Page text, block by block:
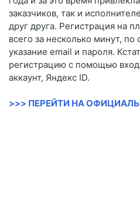
заказчиков, так и
друг друга. Регистрация на
всего за несколько минут,
указание email и пароля.
регистрацию с помощью
аккаунт, Яндекс ID.
>>> ПЕРЕЙТИ НА